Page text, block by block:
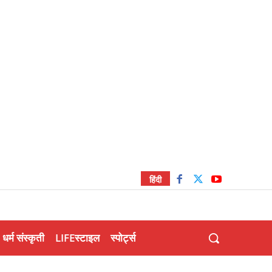
हिंदी
धर्म संस्कृती LIFEस्टाइल स्पोर्ट्स